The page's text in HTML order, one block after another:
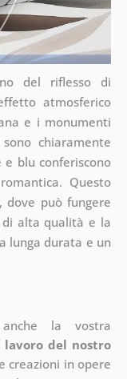
del riflesso di
atmosferico
e i monumenti
chiaramente
blu conferiscono
Questo
può fungere
di alta qualità e la
lunga durata e un
la vostra
del nostro
creazioni in opere